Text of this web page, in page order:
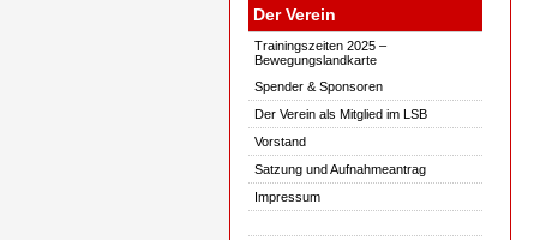
Der Verein
Trainingszeiten 2025 –
Bewegungslandkarte
Spender & Sponsoren
Der Verein als Mitglied im LSB
Vorstand
Satzung und Aufnahmeantrag
Impressum